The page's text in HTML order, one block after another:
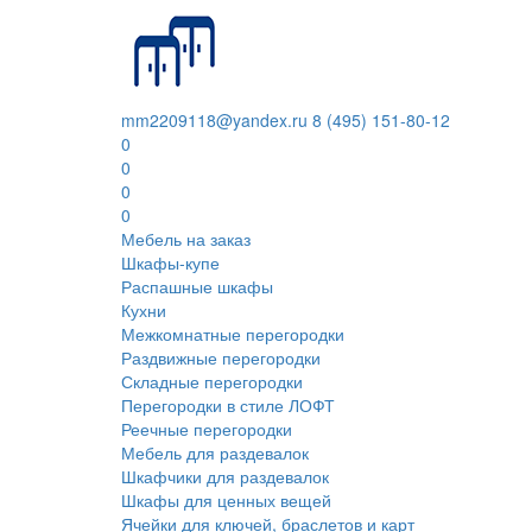
mm2209118@yandex.ru 8 (495) 151-80-12
0
0
0
0
Мебель на заказ
Шкафы-купе
Распашные шкафы
Кухни
Межкомнатные перегородки
Раздвижные перегородки
Складные перегородки
Перегородки в стиле ЛОФТ
Реечные перегородки
Мебель для раздевалок
Шкафчики для раздевалок
Шкафы для ценных вещей
Ячейки для ключей, браслетов и карт